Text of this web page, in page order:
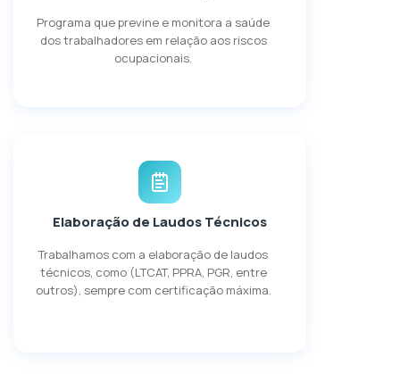
Programa que previne e monitora a saúde
dos trabalhadores em relação aos riscos
ocupacionais.
Elaboração de Laudos Técnicos
Trabalhamos com a elaboração de laudos
técnicos, como (LTCAT, PPRA, PGR, entre
outros), sempre com certificação máxima.